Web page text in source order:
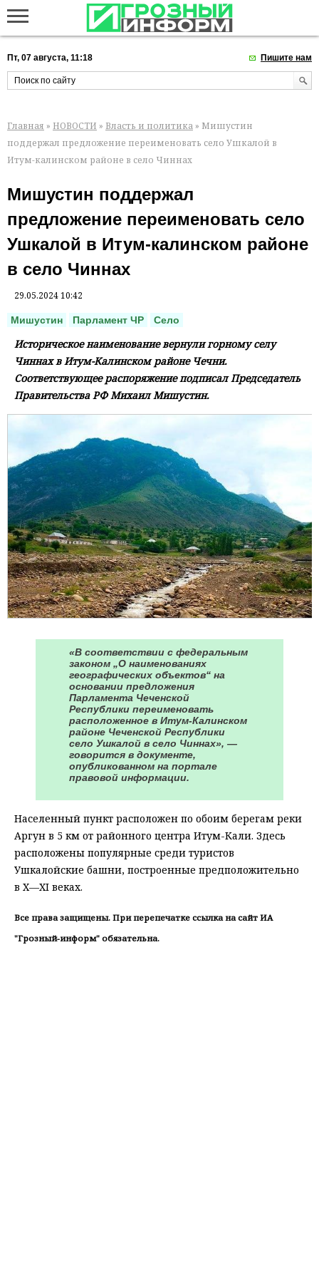
Пт, 07 августа, 11:18 Пишите нам
Главная » НОВОСТИ » Власть и политика » Мишустин
поддержал предложение переименовать село Ушкалой в
Итум-калинском районе в село Чиннах
Мишустин поддержал
предложение переименовать село
Ушкалой в Итум-калинском районе
в село Чиннах
29.05.2024 10:42
Мишустин Парламент ЧР Село
Историческое наименование вернули горному селу
Чиннах в Итум-Калинском районе Чечни.
Соответствующее распоряжение подписал Председатель
Правительства РФ Михаил Мишустин.
«В соответствии с федеральным
законом „О наименованиях
географических объектов“ на
основании предложения
Парламента Чеченской
Республики переименовать
расположенное в Итум-Калинском
районе Чеченской Республики
село Ушкалой в село Чиннах», —
говорится в документе,
опубликованном на портале
правовой информации.
Населенный пункт расположен по обоим берегам реки
Аргун в 5 км от районного центра Итум-Кали. Здесь
расположены популярные среди туристов
Ушкалойские башни, построенные предположительно
в X—XI веках.
Все права защищены. При перепечатке ссылка на сайт ИА
"Грозный-информ" обязательна.